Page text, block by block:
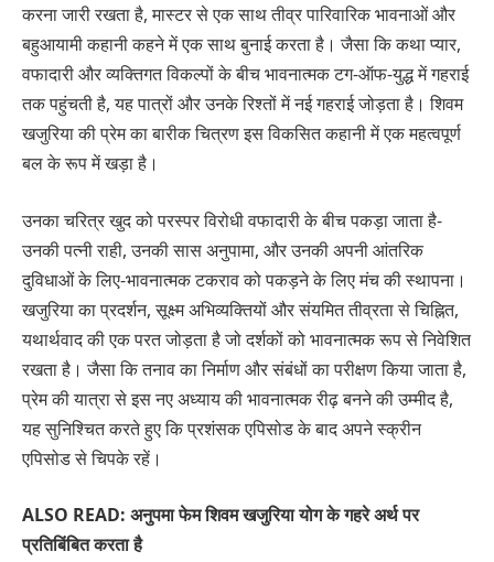
करना जारी रखता है, मास्टर से एक साथ तीव्र पारिवारिक भावनाओं और
बहुआयामी कहानी कहने में एक साथ बुनाई करता है। जैसा कि कथा प्यार,
वफादारी और व्यक्तिगत विकल्पों के बीच भावनात्मक टग-ऑफ-युद्ध में गहराई
तक पहुंचती है, यह पात्रों और उनके रिश्तों में नई गहराई जोड़ता है। शिवम
खजुरिया की प्रेम का बारीक चित्रण इस विकसित कहानी में एक महत्वपूर्ण
बल के रूप में खड़ा है।
उनका चरित्र खुद को परस्पर विरोधी वफादारी के बीच पकड़ा जाता है-
उनकी पत्नी राही, उनकी सास अनुपामा, और उनकी अपनी आंतरिक
दुविधाओं के लिए-भावनात्मक टकराव को पकड़ने के लिए मंच की स्थापना।
खजुरिया का प्रदर्शन, सूक्ष्म अभिव्यक्तियों और संयमित तीव्रता से चिह्नित,
यथार्थवाद की एक परत जोड़ता है जो दर्शकों को भावनात्मक रूप से निवेशित
रखता है। जैसा कि तनाव का निर्माण और संबंधों का परीक्षण किया जाता है,
प्रेम की यात्रा से इस नए अध्याय की भावनात्मक रीढ़ बनने की उम्मीद है,
यह सुनिश्चित करते हुए कि प्रशंसक एपिसोड के बाद अपने स्क्रीन
एपिसोड से चिपके रहें।
ALSO READ: अनुपमा फेम शिवम खजुरिया योग के गहरे अर्थ पर
प्रतिबिंबित करता है